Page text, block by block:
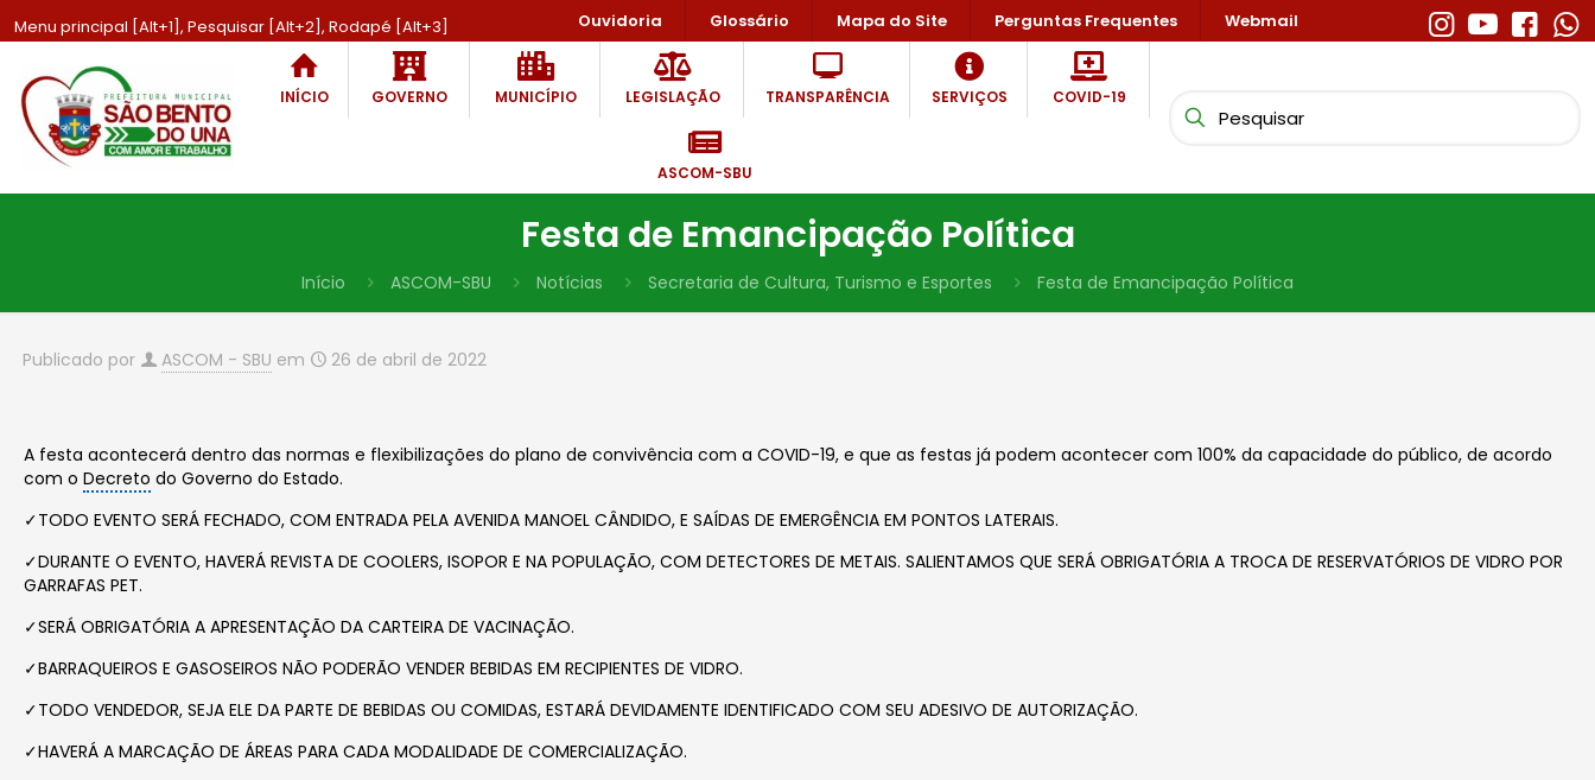
Menu principal [Alt+1], Pesquisar [Alt+2], Rodapé [Alt+3] Ouvidoria Glossário Mapa do Site Perguntas Frequentes Webmail
INÍCIO GOVERNO MUNICÍPIO LEGISLAÇÃO TRANSPARÊNCIA SERVIÇOS COVID-19
ASCOM-SBU
Festa de Emancipação Política
Início ASCOM-SBU Notícias Secretaria de Cultura, Turismo e Esportes Festa de Emancipação Política
Publicado por ASCOM - SBU em 26 de abril de 2022
A festa acontecerá dentro das normas e flexibilizações do plano de convivência com a COVID-19, e que as festas já podem acontecer com 100% da capacidade do público, de acordo
com oDecreto do Governo do Estado.
✓TODO EVENTO SERÁ FECHADO, COM ENTRADA PELA AVENIDA MANOEL CÂNDIDO, E SAÍDAS DE EMERGÊNCIA EM PONTOS LATERAIS.
✓DURANTE O EVENTO, HAVERÁ REVISTA DE COOLERS, ISOPOR E NA POPULAÇÃO, COM DETECTORES DE METAIS. SALIENTAMOS QUE SERÁ OBRIGATÓRIA A TROCA DE RESERVATÓRIOS DE VIDRO POR
GARRAFAS PET.
✓SERÁ OBRIGATÓRIA A APRESENTAÇÃO DA CARTEIRA DE VACINAÇÃO.
✓BARRAQUEIROS E GASOSEIROS NÃO PODERÃO VENDER BEBIDAS EM RECIPIENTES DE VIDRO.
✓TODO VENDEDOR, SEJA ELE DA PARTE DE BEBIDAS OU COMIDAS, ESTARÁ DEVIDAMENTE IDENTIFICADO COM SEU ADESIVO DE AUTORIZAÇÃO.
✓HAVERÁ A MARCAÇÃO DE ÁREAS PARA CADA MODALIDADE DE COMERCIALIZAÇÃO.